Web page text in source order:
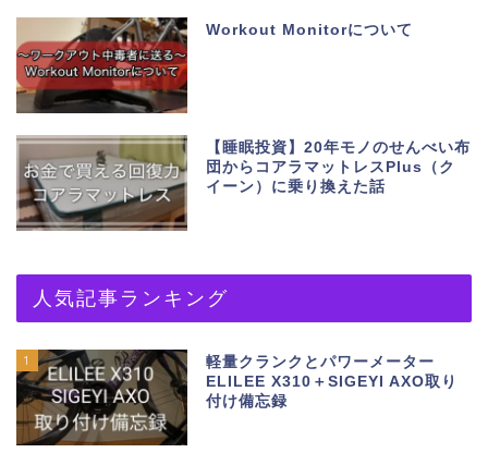
Workout Monitorについて
【睡眠投資】20年モノのせんべい布
団からコアラマットレスPlus（ク
イーン）に乗り換えた話
人気記事ランキング
1
軽量クランクとパワーメーター
ELILEE X310＋SIGEYI AXO取り
付け備忘録